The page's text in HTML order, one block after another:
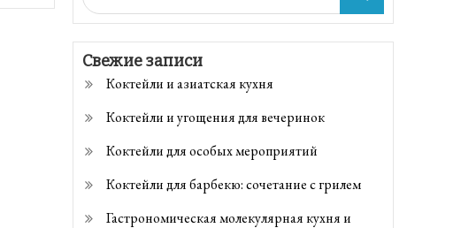
Свежие записи
Коктейли и азиатская кухня
Коктейли и угощения для вечеринок
Коктейли для особых мероприятий
Коктейли для барбекю: сочетание с грилем
Гастрономическая молекулярная кухня и